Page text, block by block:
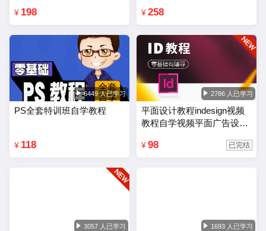
¥ 198 ¥ 258
6449 人已学习
PS全套特训班自学教程
¥ 118
2786 人已学习
平面设计教程indesign视频
教程自学视频平面广告设计
¥ 98 已完结
3057 人已学习 1693 人已学习